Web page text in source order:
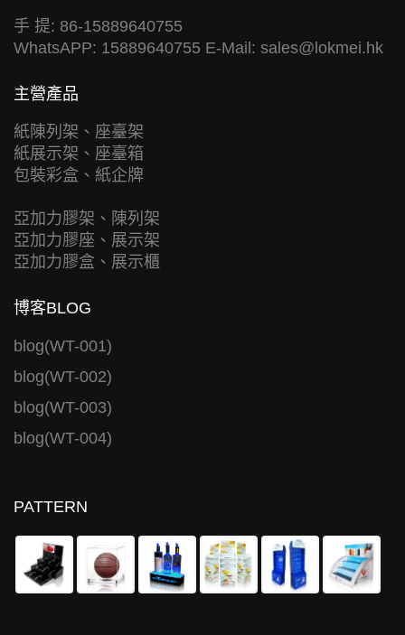
手 提: 86-15889640755
WhatsAPP: 15889640755 E-Mail: sales@lokmei.hk
主營產品
紙陳列架、座臺架
紙展示架、座臺箱
包裝彩盒、紙企牌
亞加力膠架、陳列架
亞加力膠座、展示架
亞加力膠盒、展示櫃
博客BLOG
blog(WT-001)
blog(WT-002)
blog(WT-003)
blog(WT-004)
PATTERN